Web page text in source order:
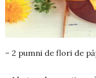
– 2 pumni de flori de